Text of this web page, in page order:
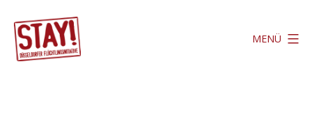
Inhalt
springen
MENÜ